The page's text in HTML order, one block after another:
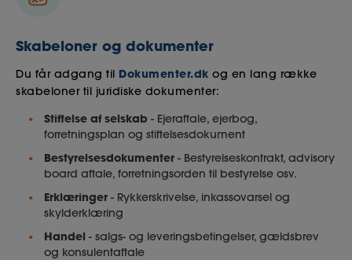
Skabeloner og dokumenter
Du får adgang til Dokumenter.dk og en lang række
skabeloner til juridiske dokumenter:
Stiftelse af selskab - Ejeraftale, ejerbog,
forretningsplan og stiftelsesdokument
Bestyrelsesdokumenter - Bestyrelseskontrakt, advisory
board aftale, forretningsorden til bestyrelse osv.
Erklæringer - Rykkerskrivelse, inkassovarsel og
skylderklæring
Handel - salgs- og leveringsbetingelser, gældsbrev
og konsulentaftale